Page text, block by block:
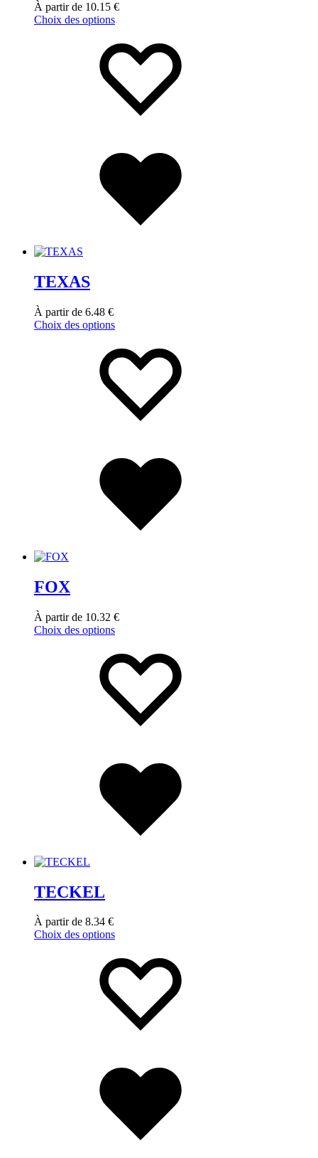
À partir de 10.15 €
Choix des options
TEXAS
À partir de 6.48 €
Choix des options
FOX
À partir de 10.32 €
Choix des options
TECKEL
À partir de 8.34 €
Choix des options